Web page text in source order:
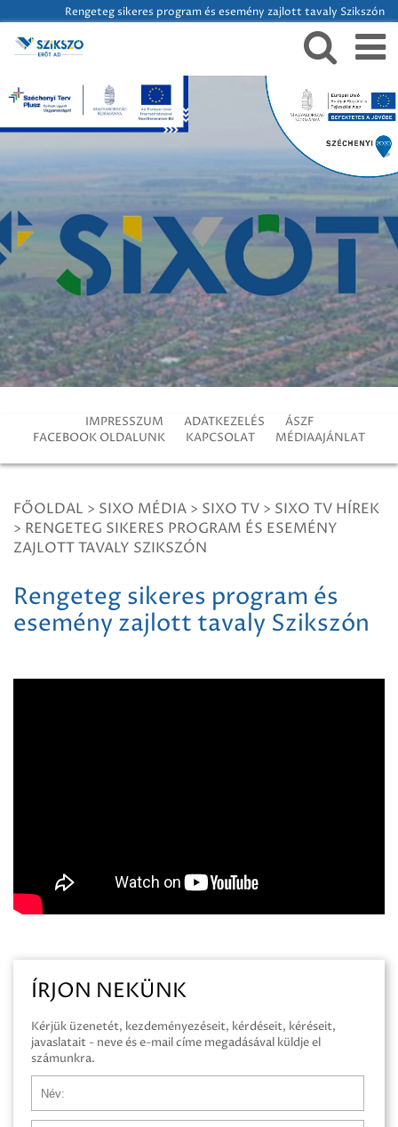
Rengeteg sikeres program és esemény zajlott tavaly Szikszón
IMPRESSZUM ADATKEZELÉS
ÁSZF
FACEBOOK OLDALUNK
KAPCSOLAT MÉDIAAJÁNLAT
FŐOLDAL > SIXO MÉDIA > SIXO TV > SIXO TV HÍREK
> RENGETEG SIKERES PROGRAM ÉS ESEMÉNY
ZAJLOTT TAVALY SZIKSZÓN
Rengeteg sikeres program és
esemény zajlott tavaly Szikszón
ÍRJON NEKÜNK
Kérjük üzenetét, kezdeményezéseit, kérdéseit, kéréseit,
javaslatait - neve és e-mail címe megadásával küldje el
számunkra.